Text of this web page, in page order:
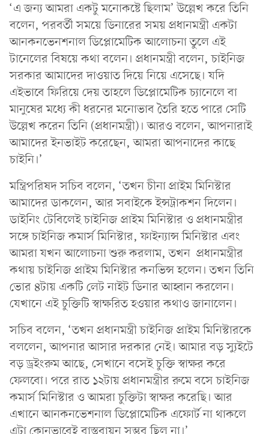
‘এ জন্য আমরা একটু মনোকষ্টে ছিলাম’ উল্লেখ করে তিনি
বলেন, পরবর্তী সময়ে ডিনারের সময় প্রধানমন্ত্রী একটা
আনকনভেনশনাল ডিপ্লোমেটিক আলোচনা তুলে এই
টানেলের বিষয়ে কথা বলেন। প্রধানমন্ত্রী বলেন, চাইনিজ
সরকার আমাদের দাওয়াত দিয়ে নিয়ে এসেছে। যদি
এইভাবে ফিরিয়ে দেয় তাহলে ডিপ্লোমেটিক চ্যানেলে বা
মানুষের মধ্যে কী ধরনের মনোভাব তৈরি হতে পারে সেটি
উল্লেখ করেন তিনি (প্রধানমন্ত্রী)। আরও বলেন, আপনারাই
আমাদের ইনভাইট করেছেন, আমরা আপনাদের কাছে
চাইনি।’
মন্ত্রিপরিষদ সচিব বলেন, ‘তখন চীনা প্রাইম মিনিস্টার
আমাদের ডাকলেন, আর সবাইকে ইন্সট্রাকশন দিলেন।
ডাইনিং টেবিলেই চাইনিজ প্রাইম মিনিস্টার ও প্রধানমন্ত্রীর
সঙ্গে চাইনিজ কমার্স মিনিস্টার, ফাইন্যান্স মিনিস্টার এবং
আমরা যখন আলোচনা শুরু করলাম, তখন প্রধানমন্ত্রীর
কথায় চাইনিজ প্রাইম মিনিস্টার কনভিন্স হলেন। তখন তিনি
ভোর ৪টায় একটি লেট নাইট ডিনার আহ্বান করলেন।
যেখানে এই চুক্তিটি স্বাক্ষরিত হওয়ার কথাও জানালেন।
সচিব বলেন, ‘তখন প্রধানমন্ত্রী চাইনিজ প্রাইম মিনিস্টারকে
বললেন, আপনার আসার দরকার নেই। আমার বড় স্যুইটে
বড় ড্রইংরুম আছে, সেখানে বসেই চুক্তি স্বাক্ষর করে
ফেলবো। পরে রাত ১২টায় প্রধানমন্ত্রীর রুমে বসে চাইনিজ
কমার্স মিনিস্টার ও আমরা চুক্তিটা স্বাক্ষর করেছি। আর
এখানে আনকনভেশনাল ডিপ্লোমেটিক এফোর্ট না থাকলে